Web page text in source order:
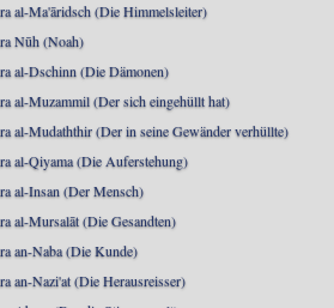
al-Ma'āridsch (Die Himmelsleiter)
Nūh (Noah)
al-Dschinn (Die Dämonen)
al-Muzammil (Der sich eingehüllt hat)
al-Mudaththir (Der in seine Gewänder verhüllte)
al-Qiyama (Die Auferstehung)
al-Insan (Der Mensch)
al-Mursalāt (Die Gesandten)
an-Naba (Die Kunde)
an-Nazi'at (Die Herausreisser)